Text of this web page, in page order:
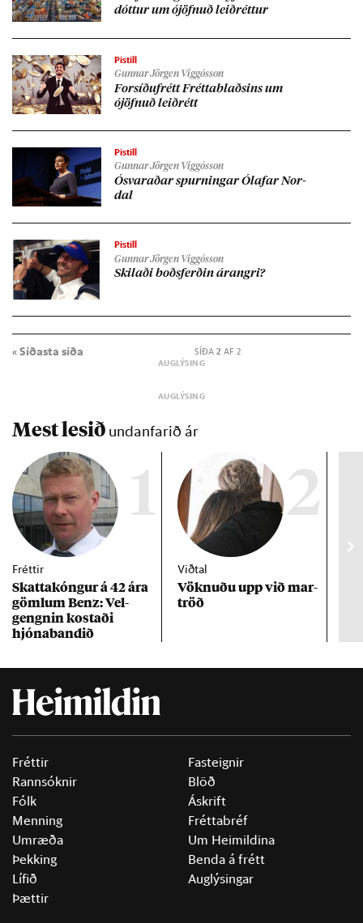
dótt­ur um ójöfn­uð leið­rétt­ur
Pistill
Gunnar Jörgen Viggósson
For­síðu­frétt Frétta­blaðs­ins um
ójöfn­uð leið­rétt
Pistill
Gunnar Jörgen Viggósson
Ósvar­að­ar spurn­ing­ar Ólaf­ar Nor­
dal
Pistill
Gunnar Jörgen Viggósson
Skil­aði boðs­ferð­in ár­angri?
« Síðasta síða SÍÐA 2 AF 2
Mest lesið undanfarið ár
1
Fréttir
Skattakóng­ur á 42 ára
göml­um Benz: Vel­
gengn­in kostaði
hjóna­band­ið
2
Viðtal
Vökn­uðu upp við mar­
tröð
Fréttir
Rannsóknir
Fólk
Menning
Umræða
Þekking
Lífið
Þættir
Fasteignir
Blöð
Áskrift
Fréttabréf
Um Heimildina
Benda á frétt
Auglýsingar